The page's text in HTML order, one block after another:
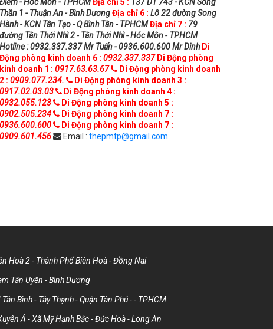
Thần 1 - Thuận An - Bình Dương Địa chỉ 6 :Lô 22 đường Song
Hành - KCN Tân Tạo - Q Bình Tân - TPHCMĐịa chỉ 7 : 79
đường Tân Thới Nhì 2 - Tân Thới Nhì - Hóc Môn - TPHCM
Hotline : 0932.337.337 Mr Tuấn - 0936.600.600 Mr Dinh Di
Động phòng kinh doanh 6 : 0932.337.337 Di Động phòng
kinh doanh 1 : 0917.63.63.67
Di Động phòng kinh doanh
2 : 0909.077.234.
Di Động phòng kinh doanh 3 :
0917.02.03.03
Di Động phòng kinh doanh 4 :
0932.055.123
Di Động phòng kinh doanh 5 :
0902.505.234
Di Động phòng kinh doanh 7 :
0936.600.600
Di Động phòng kinh doanh 7 :
0909.601.456
Email :thepmtp@gmail.com
Hoà 2 - Thành Phố Biên Hoà - Đồng Nai
Tân Uyên - Bình Dương
Bình - Tây Thạnh - Quận Tân Phú - - TPHCM
Á - Xã Mỹ Hạnh Bắc - Đức Hoà - Long An